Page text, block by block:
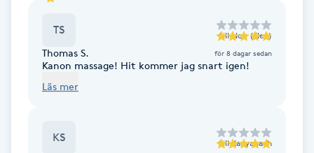
Fransrengöring
Frekvensterapi
Friskvård
TS till Nok (Elev)
Thomas S. för 8 dagar sedan
Kanon massage! Hit kommer jag snart igen!
Läs mer
KS till Kanyanach